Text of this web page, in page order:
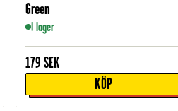
Green
I lager
179 SEK
KÖP